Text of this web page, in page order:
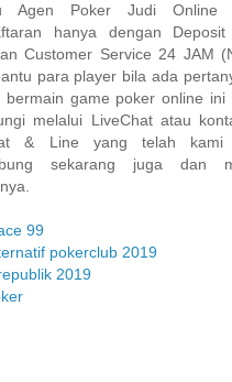
Agen Poker Judi Online
hanya dengan
Customer Service 24 JAM
para player bila ada
bermain game poker online
melalui LiveChat atau
& Line yang telah kami
sekarang juga dan
99
pokerclub 2019
2019